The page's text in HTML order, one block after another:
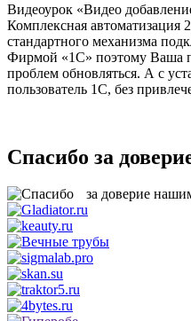
Видеоурок «Видео
Комплексная автоматизация
стандартного механизма
Фирмой «1С» поэтому Ваша
проблем обновляться. А с
пользователь 1С, без
Спасибо за
за доверие